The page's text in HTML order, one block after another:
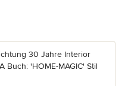
5 Sternen
30 Jahre Interior
Buch: 'HOME-MAGIC' Stil